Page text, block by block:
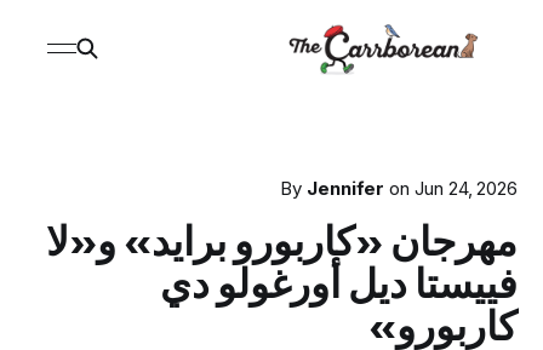
By Jennifer onJun 24, 2026
مهرجان «كاربورو برايد» و«لا
فييستا ديل أورغولو دي
كاربورو»